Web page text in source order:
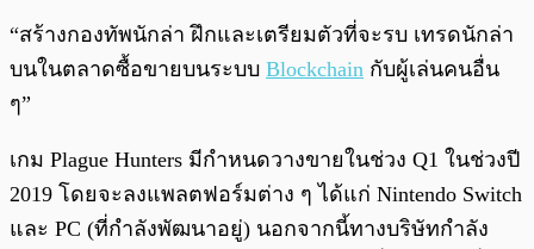
“สร้างกองทัพนักล่า ฝึกและเตรียมตัวที่จะรบ เทรดนักล่า
บนในตลาดซื้อขายบนระบบ Blockchain กับผู้เล่นคนอื่น
ๆ”
เกม Plague Hunters มีกำหนดวางขายในช่วง Q1 ในช่วงปี
2019 โดยจะลงแพลตฟอร์มต่าง ๆ ได้แก่ Nintendo Switch
และ PC (ที่กำลังพัฒนาอยู่) นอกจากนี้ทางบริษัทกำลัง